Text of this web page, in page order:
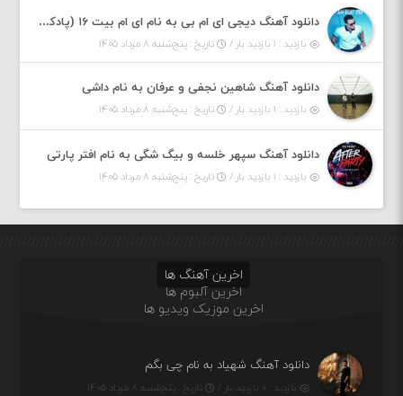
دانلود آهنگ دیجی ای ام بی به نام ای ام بیت ۱۶ (پادکست)
بازدید : ۱ بازدید بار / تاریخ : پنج‌شنبه ۸ مرداد ۱۴۰۵
دانلود آهنگ شاهین نجفی و عرفان به نام داشی
بازدید : ۱ بازدید بار / تاریخ : پنج‌شنبه ۸ مرداد ۱۴۰۵
دانلود آهنگ سپهر خلسه و بیگ شگی به نام افتر پارتی
بازدید : ۱ بازدید بار / تاریخ : پنج‌شنبه ۸ مرداد ۱۴۰۵
اخرین آهنگ ها
اخرین آلبوم ها
اخرین موزیک ویدیو ها
دانلود آهنگ شهیاد به نام چی بگم
بازدید : ۰ بازدید بار / تاریخ : پنج‌شنبه ۸ مرداد ۱۴۰۵